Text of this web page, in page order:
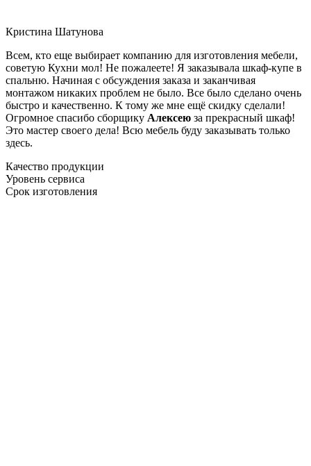
Кристина Шатунова
Всем, кто еще выбирает компанию для изготовления мебели,
советую Кухни мол! Не пожалеете! Я заказывала шкаф-купе в
спальню. Начиная с обсуждения заказа и заканчивая
монтажом никаких проблем не было. Все было сделано очень
быстро и качественно. К тому же мне ещё скидку сделали!
Огромное спасибо сборщику Алексею за прекрасный шкаф!
Это мастер своего дела! Всю мебель буду заказывать только
здесь.
Качество продукции
Уровень сервиса
Срок изготовления